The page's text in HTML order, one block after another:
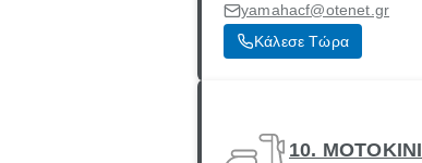
yamahacf@otenet.gr
Κάλεσε Τώρα
10.